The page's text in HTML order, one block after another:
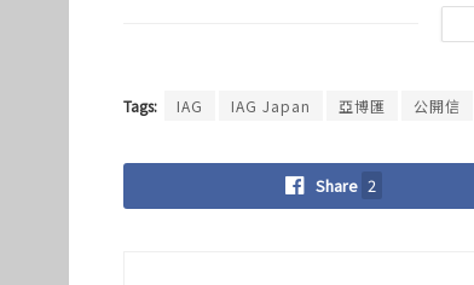
Tags: IAG IAG Japan 亞博匯 公開信
Share 2